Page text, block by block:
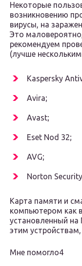
Некоторые
возникновению
вирусы, на
Это
рекомендуем
(лучше
Kaspersky
Avira;
Avast;
Eset Nod 32;
AVG;
Norton
Карта памяти и
компьютером как
установленный на
этим
Мне помогло4